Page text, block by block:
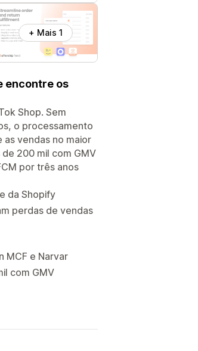
+ Mais 1
encontre os
Shop. Sem
o processamento
vendas no maior
200 mil com GMV
por três anos
da Shopify
perdas de vendas
MCF e Narvar
com GMV